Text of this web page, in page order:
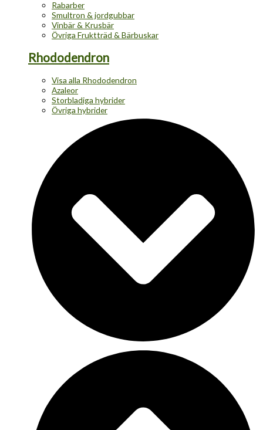
Rabarber
Smultron & jordgubbar
Vinbär & Krusbär
Övriga Fruktträd & Bärbuskar
Rhododendron
Visa alla Rhododendron
Azaleor
Storbladiga hybrider
Övriga hybrider